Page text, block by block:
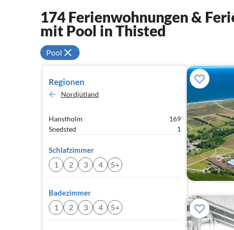
174 Ferienwohnungen &
mit Pool in Thisted
Pool
Regionen
Nordjütland
Hanstholm
169
Snedsted
1
Schlafzimmer
1 2 3 4 5+
Badezimmer
1 2 3 4 5+